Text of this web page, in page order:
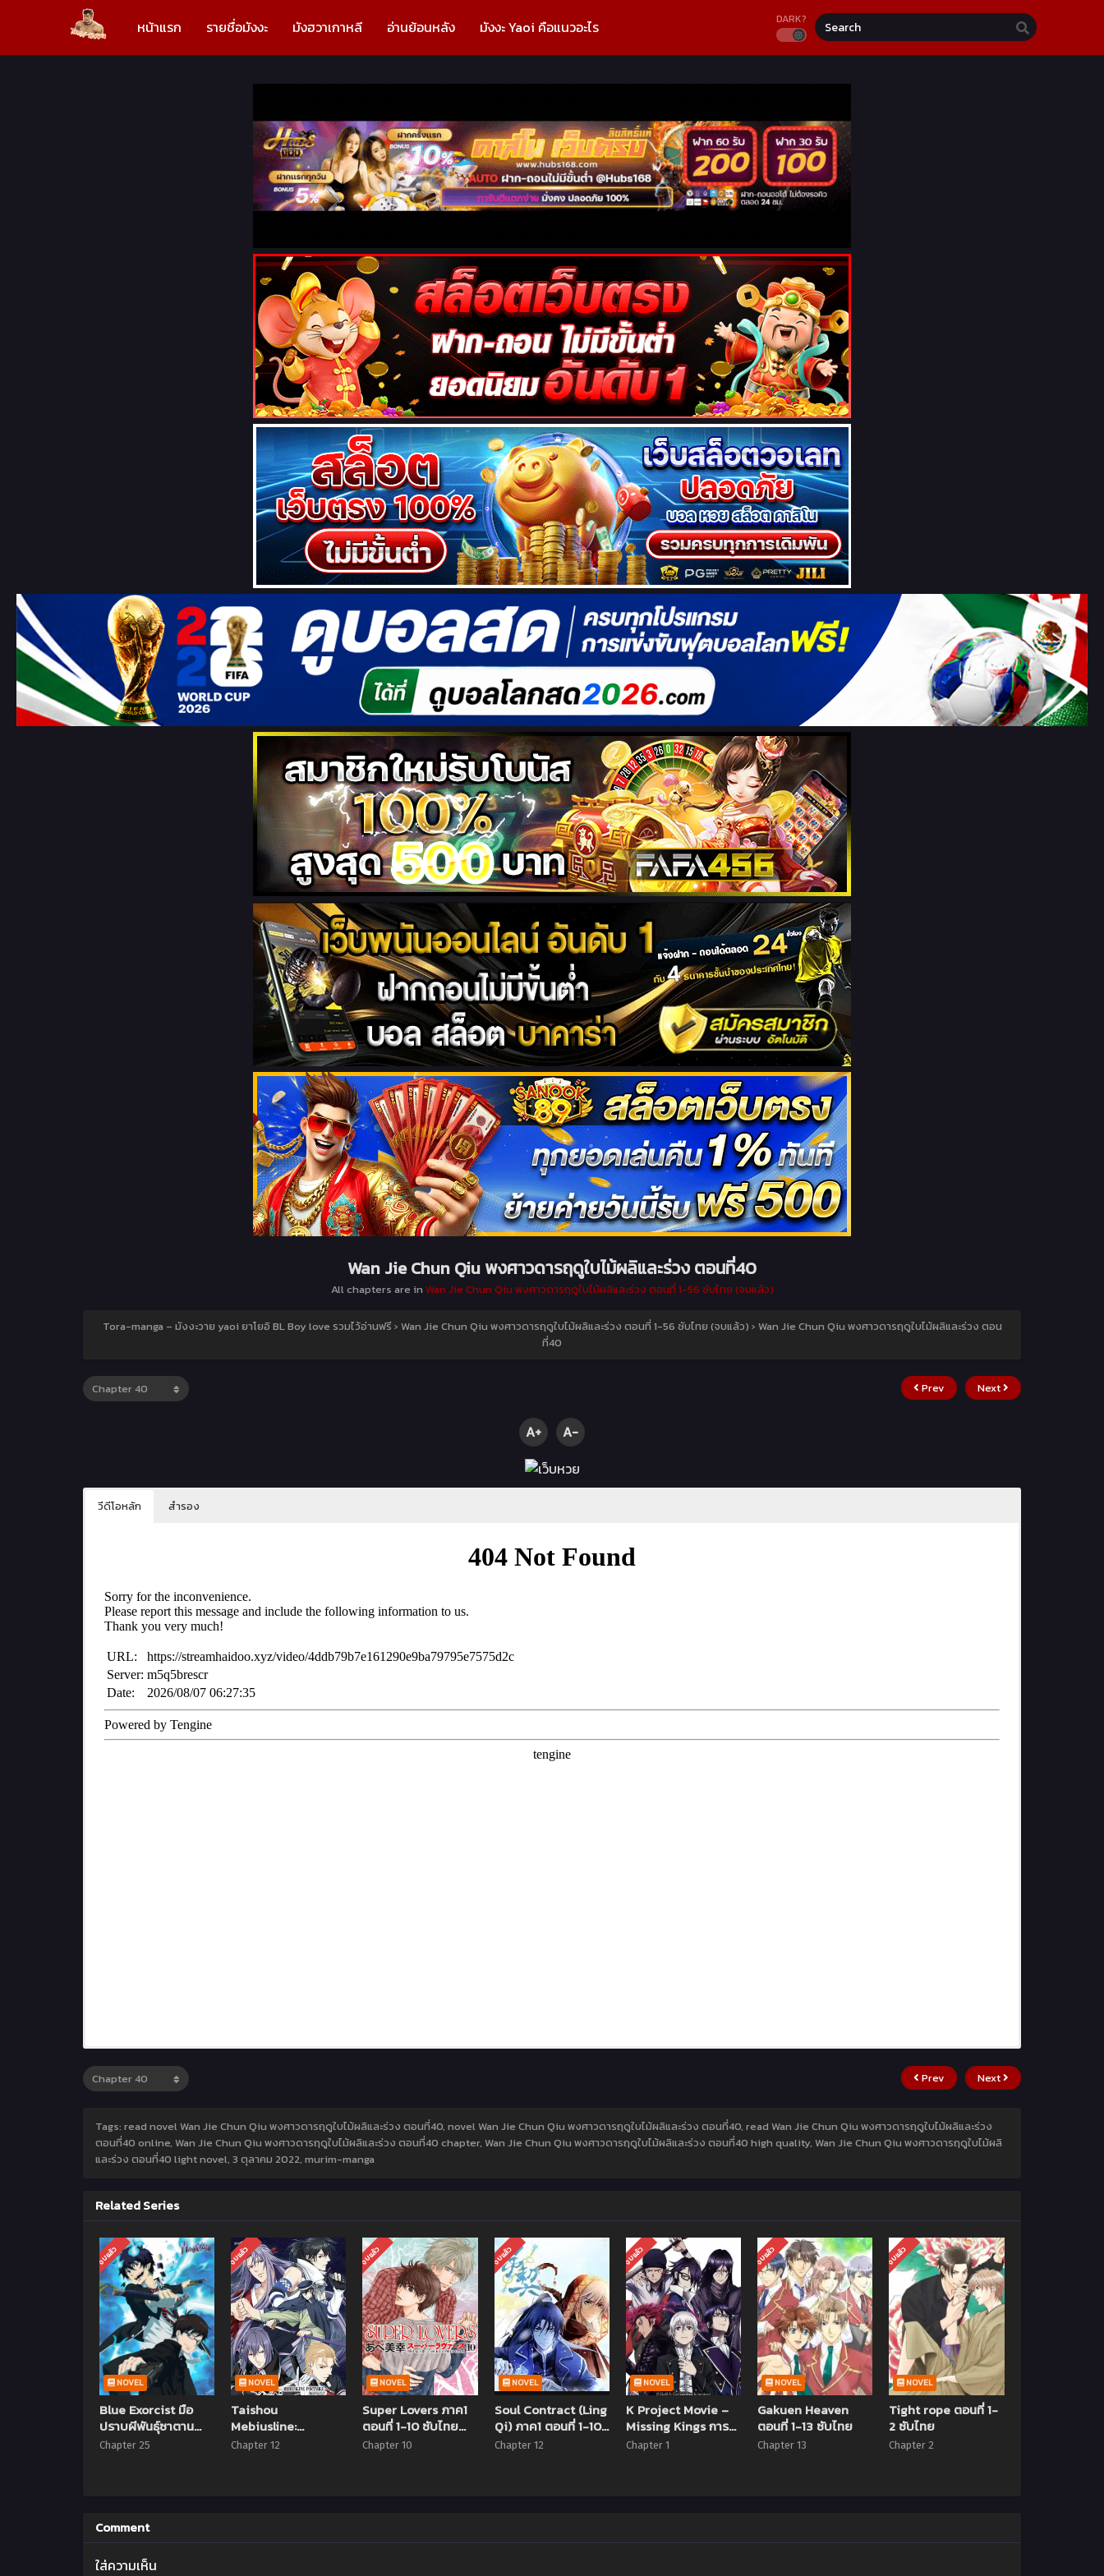
หน้าแรก รายชื่อมังงะ มังฮวาเกาหลี อ่านย้อนหลัง มังงะ Yaoi คือแนวอะไร DARK?
Wan Jie Chun Qiu พงศาวดารฤดูใบไม้ผลิและร่วง ตอนที่40
All chapters are in Wan Jie Chun Qiu พงศาวดารฤดูใบไม้ผลิและร่วง ตอนที่ 1-56 ซับไทย (จบแล้ว)
Tora-manga – มังงะวาย yaoi ยาโยอิ BL Boy love รวมไว้อ่านฟรี › Wan Jie Chun Qiu พงศาวดารฤดูใบไม้ผลิและร่วง ตอนที่ 1-56 ซับไทย (จบแล้ว) › Wan Jie Chun Qiu พงศาวดารฤดูใบไม้ผลิและร่วง ตอน
ที่40
Prev Next
A+ A-
วีดีโอหลัก สำรอง
Prev Next
Tags: read novel Wan Jie Chun Qiu พงศาวดารฤดูใบไม้ผลิและร่วง ตอนที่40, novel Wan Jie Chun Qiu พงศาวดารฤดูใบไม้ผลิและร่วง ตอนที่40, read Wan Jie Chun Qiu พงศาวดารฤดูใบไม้ผลิและร่วง
ตอนที่40 online, Wan Jie Chun Qiu พงศาวดารฤดูใบไม้ผลิและร่วง ตอนที่40 chapter, Wan Jie Chun Qiu พงศาวดารฤดูใบไม้ผลิและร่วง ตอนที่40 high quality, Wan Jie Chun Qiu พงศาวดารฤดูใบไม้ผลิ
และร่วง ตอนที่40 light novel, 3 ตุลาคม 2022, murim-manga
Related Series
จบแล้ว
NOVEL
Blue Exorcist มือ
ปราบผีพันธุ์ซาตาน
ภาค 1 ตอนที่ 1-25
Chapter 25
จบแล้ว
NOVEL
Taishou
Mebiusline:
Chicchai-san ตอนที่
Chapter 12
จบแล้ว
NOVEL
Super Lovers ภาค1
ตอนที่ 1-10 ซับไทย
(จบแล้ว)
Chapter 10
จบแล้ว
NOVEL
Soul Contract (Ling
Qi) ภาค1 ตอนที่ 1-10
ซับไทย
Chapter 12
จบแล้ว
NOVEL
K Project Movie –
Missing Kings การ
หายตัวไปของราชา ซับ
Chapter 1
จบแล้ว
NOVEL
Gakuen Heaven
ตอนที่ 1-13 ซับไทย
Chapter 13
จบแล้ว
NOVEL
Tight rope ตอนที่ 1-
2 ซับไทย
Chapter 2
Comment
ใส่ความเห็น